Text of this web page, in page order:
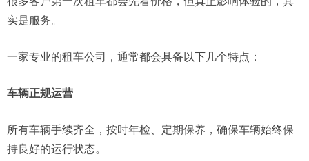
实是服务。
一家专业的租车公司，通常都会具备以下几个特点：
车辆正规运营
所有车辆手续齐全，按时年检、定期保养，确保车辆始终保
持良好的运行状态。